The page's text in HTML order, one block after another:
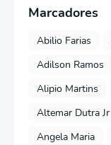
Marcadores
Abilio Farias
Adilson Ramos
Alipio Martins
Altemar Dutra Jr
Angela Maria